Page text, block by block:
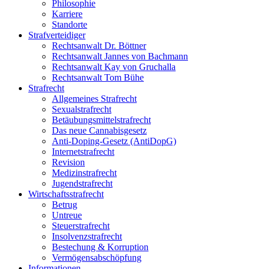
Philosophie
Karriere
Standorte
Strafverteidiger
Rechtsanwalt Dr. Böttner
Rechtsanwalt Jannes von Bachmann
Rechtsanwalt Kay von Gruchalla
Rechtsanwalt Tom Bühe
Strafrecht
Allgemeines Strafrecht
Sexualstrafrecht
Betäubungsmittelstrafrecht
Das neue Cannabisgesetz
Anti-Doping-Gesetz (AntiDopG)
Internetstrafrecht
Revision
Medizinstrafrecht
Jugendstrafrecht
Wirtschaftsstrafrecht
Betrug
Untreue
Steuerstrafrecht
Insolvenzstrafrecht
Bestechung & Korruption
Vermögensabschöpfung